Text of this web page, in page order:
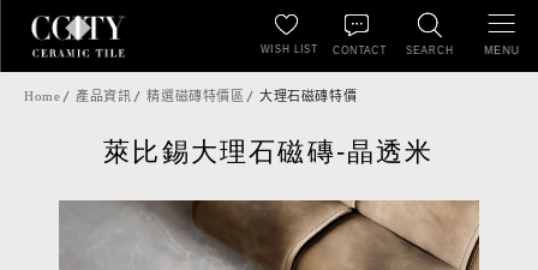
SEARCH
WISH LIST CONTACT MENU
Home 產品資訊 精選磁磚特價區 大理石磁磚特價
萊比錫大理石磁磚-晶透米